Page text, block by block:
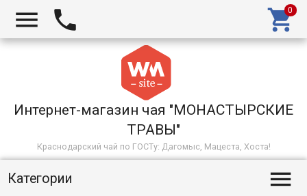
  
Интернет-магазин чая "МОНАСТЫРСКИЕ
ТРАВЫ"
Краснодарский чай по ГОСТу: Дагомыс, Мацеста, Хоста!
Категории 